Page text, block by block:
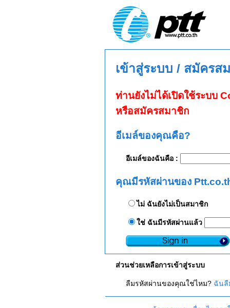
เข้าสู่ระบบ / สมัครส
ท่านยังไม่ได้เปิดใช้ระบบ
หรือสมัครสมาชิก
อีเมล์ของคุณคือ?
อีเมล์ของฉันคือ :
คุณมีรหัสผ่านของ
ไม่ ฉันยังไม่เป็นสมาชิก
ใช่ ฉันมีรหัสผ่านแล้ว
ส่วนช่วยเหลือการเข้าสู่ระบบ
ลืมรหัสผ่านของคุณใช่ไหม? ฉันลื